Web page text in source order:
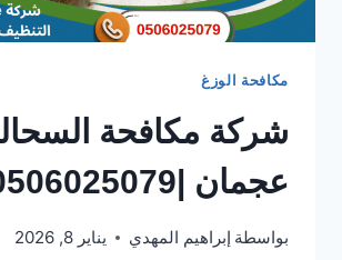
مكافحة الوزغ
شركة مكافحة
عجمان |0506025079
بواسطة إبراهيم المهدي يناير 8, 2026